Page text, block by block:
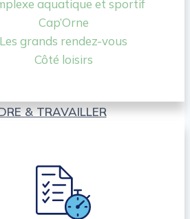
aquatique et sportif
Cap’Orne
Les grands rendez-vous
Côté loisirs
& TRAVAILLER